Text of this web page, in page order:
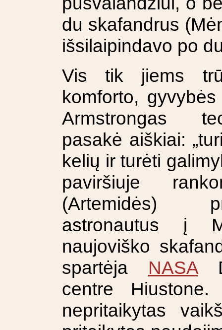
du skafandrus
išsilaipindavo po
Vis tik jiems
komforto,
Armstrongas
pasakė aiškiai:
kelių ir turėti
paviršiuje
(Artemidės)
astronautus į
naujoviško
spartėja NASA
centre
nepritaikytas